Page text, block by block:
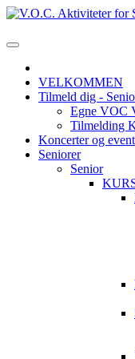
VELKOMMEN
Tilmeld dig -
Egne VOC
Tilmelding
Koncerter og event
Seniorer
Senior